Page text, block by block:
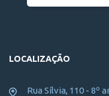
LOCALIZAÇÃO
Rua Sílvia, 110 - 8º